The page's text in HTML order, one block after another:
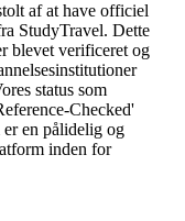
af at have officiel
StudyTravel. Dette
blevet verificeret og
status som
Checked'
en pålidelig og
inden for